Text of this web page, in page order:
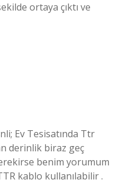
ortaya çıktı ve
Ev Tesisatında Ttr
derinlik biraz geç
benim yorumum
kablo kullanılabilir .